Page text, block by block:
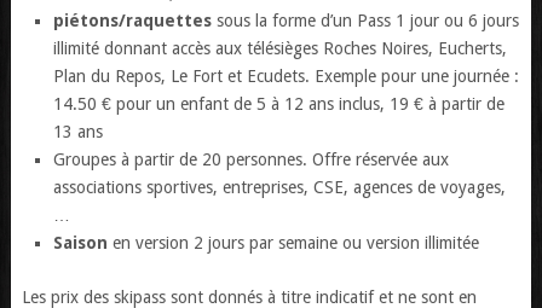
piétons/raquettes sous la forme d’un Pass 1 jour ou 6 jours
illimité donnant accès aux télésièges Roches Noires, Eucherts,
Plan du Repos, Le Fort et Ecudets. Exemple pour une journée :
14.50 € pour un enfant de 5 à 12 ans inclus, 19 € à partir de
13 ans
Groupes à partir de 20 personnes. Offre réservée aux
associations sportives, entreprises, CSE, agences de voyages,
Saison en version 2 jours par semaine ou version illimitée
Les prix des skipass sont donnés à titre indicatif et ne sont en